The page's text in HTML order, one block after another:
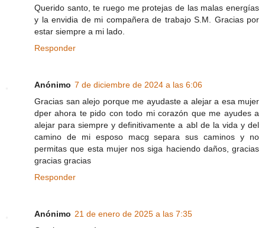
Querido santo, te ruego me protejas de las malas energías
y la envidia de mi compañera de trabajo S.M. Gracias por
estar siempre a mi lado.
Responder
Anónimo 7 de diciembre de 2024 a las 6:06
Gracias san alejo porque me ayudaste a alejar a esa mujer
dper ahora te pido con todo mi corazón que me ayudes a
alejar para siempre y definitivamente a abl de la vida y del
camino de mi esposo macg separa sus caminos y no
permitas que esta mujer nos siga haciendo daños, gracias
gracias gracias
Responder
Anónimo 21 de enero de 2025 a las 7:35